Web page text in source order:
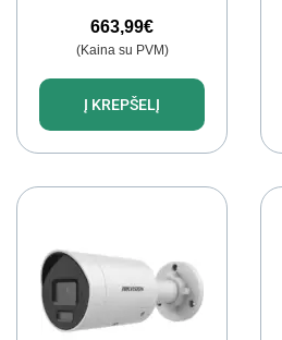
663,99€
(Kaina su PVM)
Į KREPŠELĮ